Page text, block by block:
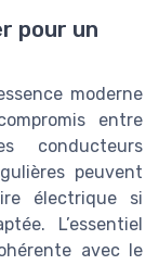
pour un
moderne
entre
conducteurs
peuvent
électrique si
L’essentiel
avec le